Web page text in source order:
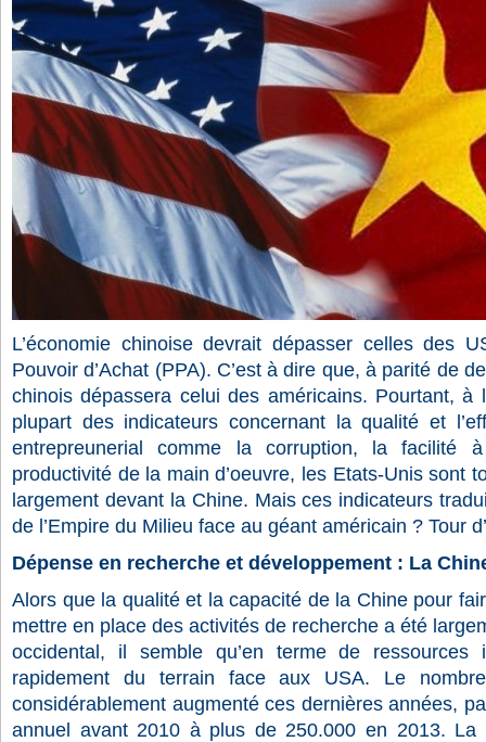
L’économie chinoise devrait dépasser celles des
Pouvoir d’Achat (PPA). C’est à dire que, à parité de
chinois dépassera celui des américains. Pourtant, à
plupart des indicateurs concernant la qualité et
entrepreunerial comme la corruption, la
productivité de la main d’oeuvre, les Etats-Unis sont
largement devant la Chine. Mais ces indicateurs
de l’Empire du Milieu face au géant américain ? Tour
Dépense en recherche et développement : La
Alors que la qualité et la capacité de la Chine pour
mettre en place des activités de recherche a été
occidental, il semble qu’en terme de ressources
rapidement du terrain face aux USA. Le
considérablement augmenté ces dernières années,
annuel avant 2010 à plus de 250.000 en 2013.